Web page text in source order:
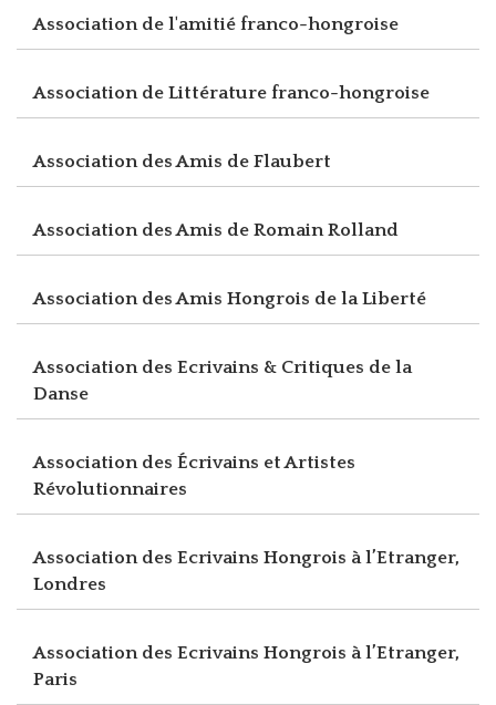
Association de l'amitié franco-hongroise
Association de Littérature franco-hongroise
Association des Amis de Flaubert
Association des Amis de Romain Rolland
Association des Amis Hongrois de la Liberté
Association des Ecrivains & Critiques de la
Danse
Association des Écrivains et Artistes
Révolutionnaires
Association des Ecrivains Hongrois à l’Etranger,
Londres
Association des Ecrivains Hongrois à l’Etranger,
Paris